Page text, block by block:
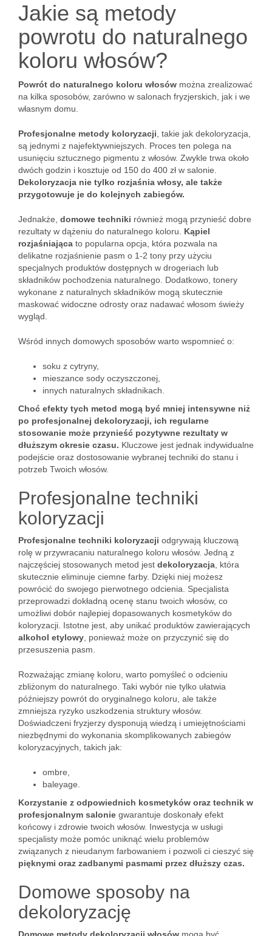
Jakie są metody
powrotu do naturalnego
koloru włosów?
Powrót do naturalnego koloru włosów można zrealizować
na kilka sposobów, zarówno w salonach fryzjerskich, jak i we
własnym domu.
Profesjonalne metody koloryzacji , takie jak dekoloryzacja,
są jednymi z najefektywniejszych. Proces ten polega na
usunięciu sztucznego pigmentu z włosów. Zwykle trwa około
dwóch godzin i kosztuje od 150 do 400 zł w salonie.
Dekoloryzacja nie tylko rozjaśnia włosy, ale także
przygotowuje je do kolejnych zabiegów.
Jednakże, domowe techniki również mogą przynieść dobre
rezultaty w dążeniu do naturalnego koloru. Kąpiel
rozjaśniająca to popularna opcja, która pozwala na
delikatne rozjaśnienie pasm o 1-2 tony przy użyciu
specjalnych produktów dostępnych w drogeriach lub
składników pochodzenia naturalnego. Dodatkowo, tonery
wykonane z naturalnych składników mogą skutecznie
maskować widoczne odrosty oraz nadawać włosom świeży
wygląd.
Wśród innych domowych sposobów warto wspomnieć o:
soku z cytryny,
mieszance sody oczyszczonej,
innych naturalnych składnikach.
Choć efekty tych metod mogą być mniej intensywne niż
po profesjonalnej dekoloryzacji, ich regularne
stosowanie może przynieść pozytywne rezultaty w
dłuższym okresie czasu. Kluczowe jest jednak indywidualne
podejście oraz dostosowanie wybranej techniki do stanu i
potrzeb Twoich włosów.
Profesjonalne techniki
koloryzacji
Profesjonalne techniki koloryzacji odgrywają kluczową
rolę w przywracaniu naturalnego koloru włosów. Jedną z
najczęściej stosowanych metod jest dekoloryzacja , która
skutecznie eliminuje ciemne farby. Dzięki niej możesz
powrócić do swojego pierwotnego odcienia. Specjalista
przeprowadzi dokładną ocenę stanu twoich włosów, co
umożliwi dobór najlepiej dopasowanych kosmetyków do
koloryzacji. Istotne jest, aby unikać produktów zawierających
alkohol etylowy , ponieważ może on przyczynić się do
przesuszenia pasm.
Rozważając zmianę koloru, warto pomyśleć o odcieniu
zbliżonym do naturalnego. Taki wybór nie tylko ułatwia
późniejszy powrót do oryginalnego koloru, ale także
zmniejsza ryzyko uszkodzenia struktury włosów.
Doświadczeni fryzjerzy dysponują wiedzą i umiejętnościami
niezbędnymi do wykonania skomplikowanych zabiegów
koloryzacyjnych, takich jak:
ombre,
baleyage.
Korzystanie z odpowiednich kosmetyków oraz technik w
profesjonalnym salonie gwarantuje doskonały efekt
końcowy i zdrowie twoich włosów. Inwestycja w usługi
specjalisty może pomóc uniknąć wielu problemów
związanych z nieudanym farbowaniem i pozwoli ci cieszyć się
pięknymi oraz zadbanymi pasmami przez dłuższy czas.
Domowe sposoby na
dekoloryzację